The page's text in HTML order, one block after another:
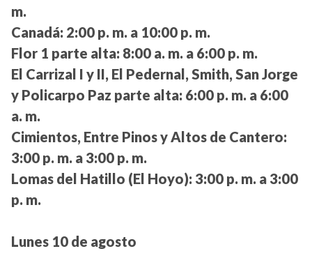
m.
Canadá: 2:00 p. m. a 10:00 p. m.
Flor 1 parte alta: 8:00 a. m. a 6:00 p. m.
El Carrizal I y II, El Pedernal, Smith, San Jorge
y Policarpo Paz parte alta: 6:00 p. m. a 6:00
a. m.
Cimientos, Entre Pinos y Altos de Cantero:
3:00 p. m. a 3:00 p. m.
Lomas del Hatillo (El Hoyo): 3:00 p. m. a 3:00
p. m.
Lunes 10 de agosto